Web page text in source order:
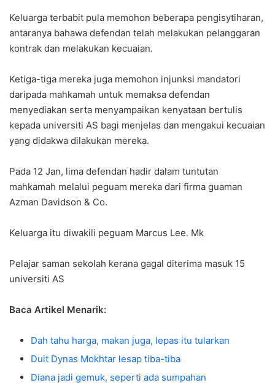
Keluarga terbabit pula memohon beberapa pengisytiharan,
antaranya bahawa defendan telah melakukan pelanggaran
kontrak dan melakukan kecuaian.
Ketiga-tiga mereka juga memohon injunksi mandatori
daripada mahkamah untuk memaksa defendan
menyediakan serta menyampaikan kenyataan bertulis
kepada universiti AS bagi menjelas dan mengakui kecuaian
yang didakwa dilakukan mereka.
Pada 12 Jan, lima defendan hadir dalam tuntutan
mahkamah melalui peguam mereka dari firma guaman
Azman Davidson & Co.
Keluarga itu diwakili peguam Marcus Lee. Mk
Pelajar saman sekolah kerana gagal diterima masuk 15
universiti AS
Baca Artikel Menarik:
Dah tahu harga, makan juga, lepas itu tularkan
Duit Dynas Mokhtar lesap tiba-tiba
Diana jadi gemuk, seperti ada sumpahan